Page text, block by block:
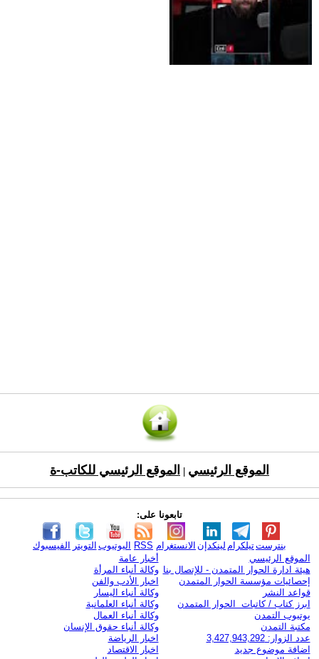
الموقع الرئيسي الموقع الرئيسي للكاتب-ة
تابعونا على:
الفيسبوك التويتر اليوتيوب RSS الانستغرام لينكدإن تيلكرامبنترست
الموقع الرئيسي
هيئة ادارة الحوار المتمدن - للإتصال بنا
إحصائيات مؤسسة الحوار المتمدن
قواعد النشر
ابرز كتاب / كاتبات الحوار المتمدن
يوتيوب التمدن
مكتبة التمدن
عدد الزوار: 3,427,943,292
اضافة موضوع جديد
أخبار عامة
وكالة أنباء المرأة
اخبار الأدب والفن
وكالة أنباء اليسار
وكالة أنباء العلمانية
وكالة أنباء العمال
وكالة أنباء حقوق الإنسان
اخبار الرياضة
اخبار الاقتصاد